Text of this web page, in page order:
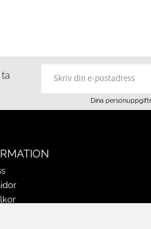
Dina